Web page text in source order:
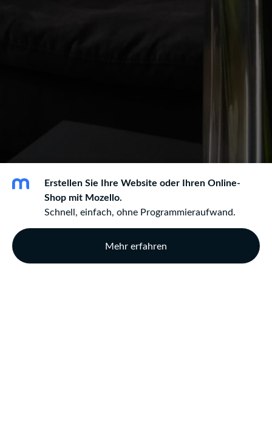
Erstellen Sie Ihre Website oder Ihren Online-
Shop mit Mozello.
Schnell, einfach, ohne Programmieraufwand.
Mehr erfahren